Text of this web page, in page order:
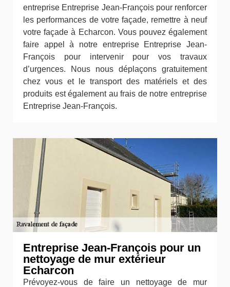
entreprise Entreprise Jean-François pour renforcer
les performances de votre façade, remettre à neuf
votre façade à Echarcon. Vous pouvez également
faire appel à notre entreprise Entreprise Jean-
François pour intervenir pour vos travaux
d’urgences. Nous nous déplaçons gratuitement
chez vous et le transport des matériels et des
produits est également au frais de notre entreprise
Entreprise Jean-François.
Entreprise Jean-François pour un
nettoyage de mur extérieur
Echarcon
Prévoyez-vous de faire un nettoyage de mur